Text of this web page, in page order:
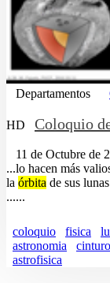
Departamentos
HD Coloquio
11 de Octubre de
...lo hacen más
la órbita de sus
......
coloquio fisica
astronomia
astrofisica